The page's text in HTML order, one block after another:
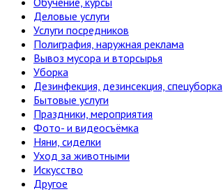
Деловые услуги
Услуги посредников
Полиграфия, наружная реклама
Вывоз мусора и вторсырья
Уборка
Дезинфекция, дезинсекция, спецуборка
Бытовые услуги
Праздники, мероприятия
Фото- и видеосъёмка
Няни, сиделки
Уход за животными
Искусство
Другое